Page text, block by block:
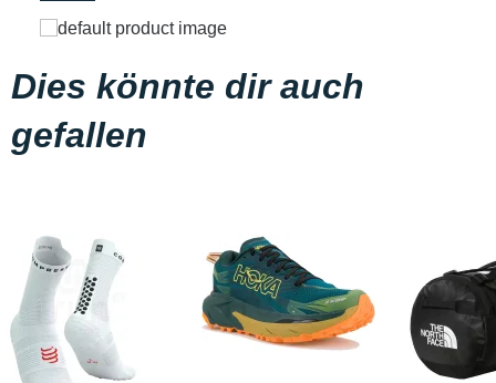
Dies könnte dir auch
gefallen